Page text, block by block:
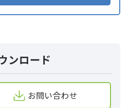
ンロード
お問い合わせ